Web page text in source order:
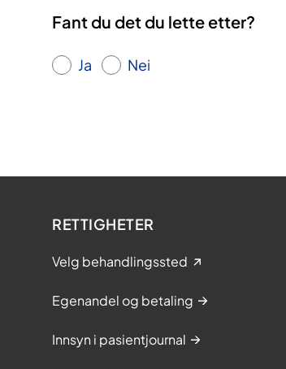
Fant du det du lette etter?
Ja Nei
RETTIGHETER
Velg behandlingssted
Egenandel og betaling
Innsyn i pasientjournal